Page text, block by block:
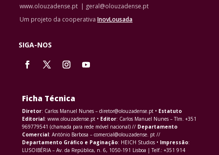
www.olouzadense.pt | geral@olouzadense.pt
Um projeto da cooperativa InovLousada
SIGA-NOS
Ficha Técnica
Diretor: Carlos Manuel Nunes – diretor@olouzadense.pt • Estatuto
Editorial: www.olouzadense.pt • Editor: Carlos Manuel Nunes – Tlm. +351
969779541 (chamada para rede móvel nacional) // Departamento
Comercial: António Barbosa – comercial@olouzadense. pt //
Departamento Gráfico e Paginação: HEICH Studios • Impressão:
LUSOIBÉRIA – Av. da República, n. 6, 1050-191 Lisboa | Telf.: +351 914